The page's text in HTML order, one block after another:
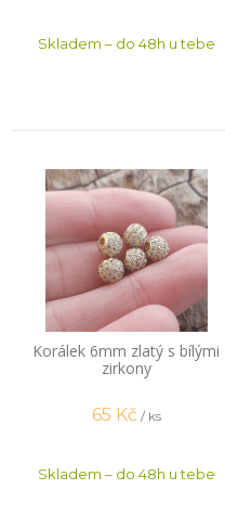
Skladem – do 48h u tebe
Korálek 6mm zlatý s bílými
zirkony
65 Kč / ks
Skladem – do 48h u tebe